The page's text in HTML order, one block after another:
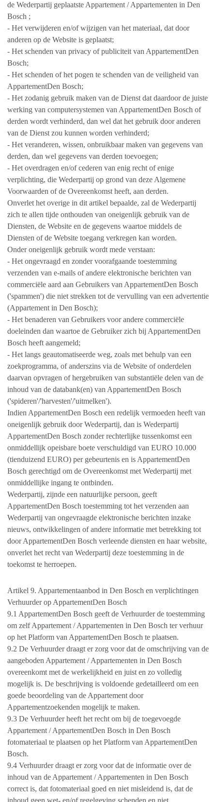
de Wederpartij geplaatste Appartement / Appartementen in Den
Bosch ;
- Het verwijderen en/of wijzigen van het materiaal, dat door
anderen op de Website is geplaatst;
- Het schenden van privacy of publiciteit van AppartementDen
Bosch;
- Het schenden of het pogen te schenden van de veiligheid van
AppartementDen Bosch;
- Het zodanig gebruik maken van de Dienst dat daardoor de juiste
werking van computersystemen van AppartementDen Bosch of
derden wordt verhinderd, dan wel dat het gebruik door anderen
van de Dienst zou kunnen worden verhinderd;
- Het veranderen, wissen, onbruikbaar maken van gegevens van
derden, dan wel gegevens van derden toevoegen;
- Het overdragen en/of cederen van enig recht of enige
verplichting, die Wederpartij op grond van deze Algemene
Voorwaarden of de Overeenkomst heeft, aan derden.
Onverlet het overige in dit artikel bepaalde, zal de Wederpartij
zich te allen tijde onthouden van oneigenlijk gebruik van de
Diensten, de Website en de gegevens waartoe middels de
Diensten of de Website toegang verkregen kan worden.
Onder oneigenlijk gebruik wordt mede verstaan:
- Het ongevraagd en zonder voorafgaande toestemming
verzenden van e-mails of andere elektronische berichten van
commerciële aard aan Gebruikers van AppartementDen Bosch
('spammen') die niet strekken tot de vervulling van een advertentie
(Appartement in Den Bosch);
- Het benaderen van Gebruikers voor andere commerciële
doeleinden dan waartoe de Gebruiker zich bij AppartementDen
Bosch heeft aangemeld;
- Het langs geautomatiseerde weg, zoals met behulp van een
zoekprogramma, of anderszins via de Website of onderdelen
daarvan opvragen of hergebruiken van substantiële delen van de
inhoud van de databank(en) van AppartementDen Bosch
('spideren'/'harvesten'/'uitmelken').
Indien AppartementDen Bosch een redelijk vermoeden heeft van
oneigenlijk gebruik door Wederpartij, dan is Wederpartij
AppartementDen Bosch zonder rechterlijke tussenkomst een
onmiddellijk opeisbare boete verschuldigd van EURO 10.000
(tienduizend EURO) per gebeurtenis en is AppartementDen
Bosch gerechtigd om de Overeenkomst met Wederpartij met
onmiddellijke ingang te ontbinden.
Wederpartij, zijnde een natuurlijke persoon, geeft
AppartementDen Bosch toestemming tot het verzenden aan
Wederpartij van ongevraagde elektronische berichten inzake
nieuws, ontwikkelingen of andere informatie met betrekking tot
door AppartementDen Bosch verleende diensten en haar website,
onverlet het recht van Wederpartij deze toestemming in de
toekomst te herroepen.
Artikel 9. Appartementaanbod in Den Bosch en verplichtingen
Verhuurder op AppartementDen Bosch
9.1 AppartementDen Bosch geeft de Verhuurder de toestemming
om zelf Appartement / Appartementen in Den Bosch ter verhuur
op het Platform van AppartementDen Bosch te plaatsen.
9.2 De Verhuurder draagt er zorg voor dat de omschrijving van de
aangeboden Appartement / Appartementen in Den Bosch
overeenkomt met de werkelijkheid en juist en zo volledig
mogelijk is. De beschrijving is voldoende gedetailleerd om een
goede beoordeling van de Appartement door
Appartementzoekenden mogelijk te maken.
9.3 De Verhuurder heeft het recht om bij de toegevoegde
Appartement / AppartementDen Bosch in Den Bosch
fotomateriaal te plaatsen op het Platform van AppartementDen
Bosch.
9.4 Verhuurder draagt er zorg voor dat de informatie over de
inhoud van de Appartement / Appartementen in Den Bosch
correct is, dat fotomateriaal goed en niet misleidend is, dat de
inhoud geen wet- en/of regelgeving schenden en niet